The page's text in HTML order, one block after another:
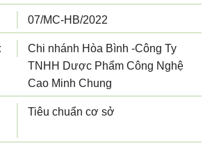
07/MC-HB/2022
Chi nhánh Hòa Bình -Công Ty
TNHH Dược Phẩm Công Nghệ
Cao Minh Chung
Tiêu chuẩn cơ sở